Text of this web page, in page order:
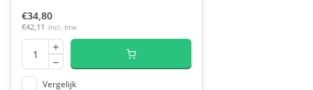
€34,80
€42,11 Incl. btw
Vergelijk